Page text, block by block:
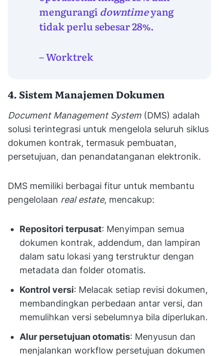
mengurangi downtimeyang
tidak perlu sebesar 28%.
– Worktrek
4. Sistem Manajemen Dokumen
Document Management System (DMS) adalah
solusi terintegrasi untuk mengelola seluruh siklus
dokumen kontrak, termasuk pembuatan,
persetujuan, dan penandatanganan elektronik.
DMS memiliki berbagai fitur untuk membantu
pengelolaan real estate, mencakup:
Repositori terpusat: Menyimpan semua
dokumen kontrak, addendum, dan lampiran
dalam satu lokasi yang terstruktur dengan
metadata dan folder otomatis.
Kontrol versi: Melacak setiap revisi dokumen,
membandingkan perbedaan antar versi, dan
memulihkan versi sebelumnya bila diperlukan.
Alur persetujuan otomatis: Menyusun dan
menjalankan workflow persetujuan dokumen